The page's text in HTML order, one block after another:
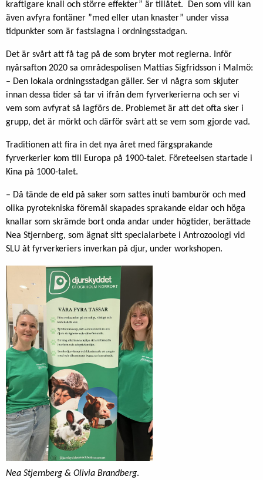
kraftigare knall och större effekter” är tillåtet. Den som vill kan
även avfyra fontäner ”med eller utan knaster” under vissa
tidpunkter som är fastslagna i ordningsstadgan.
Det är svårt att få tag på de som bryter mot reglerna. Inför
nyårsafton 2020 sa områdespolisen Mattias Sigfridsson i Malmö:
– Den lokala ordningsstadgan gäller. Ser vi några som skjuter
innan dessa tider så tar vi ifrån dem fyrverkerierna och ser vi
vem som avfyrat så lagförs de. Problemet är att det ofta sker i
grupp, det är mörkt och därför svårt att se vem som gjorde vad.
Traditionen att fira in det nya året med färgsprakande
fyrverkerier kom till Europa på 1900-talet. Företeelsen startade i
Kina på 1000-talet.
– Då tände de eld på saker som sattes inuti bamburör och med
olika pyrotekniska föremål skapades sprakande eldar och höga
knallar som skrämde bort onda andar under högtider, berättade
Nea Stjernberg, som ägnat sitt specialarbete i Antrozoologi vid
SLU åt fyrverkeriers inverkan på djur, under workshopen.
Nea Stjernberg & Olivia Brandberg.